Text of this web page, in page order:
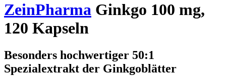
ZeinPharma Ginkgo 100 mg,
120 Kapseln
Besonders hochwertiger 50:1
Spezialextrakt der Ginkgoblätter